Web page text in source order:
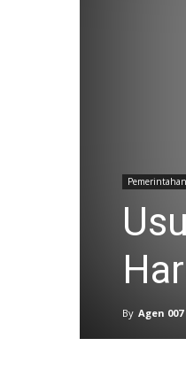
Pemerintahan
By Agen 007